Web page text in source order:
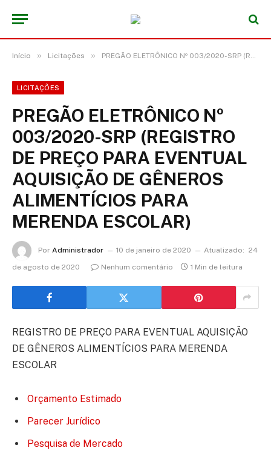
Início » Licitações » PREGÃO ELETRÔNICO Nº 003/2020-SRP (REGISTRO DE PREÇO PARA EVENTUAL AQUISIÇÃO DE GÊNEROS ALIMENTÍCIOS PARA MERENDA ESCOLAR)
LICITAÇÕES
PREGÃO ELETRÔNICO Nº
003/2020-SRP (REGISTRO
DE PREÇO PARA EVENTUAL
AQUISIÇÃO DE GÊNEROS
ALIMENTÍCIOS PARA
MERENDA ESCOLAR)
Por Administrador 10 de janeiro de 2020 Atualizado: 24
de agosto de 2020
Nenhum comentário 1 Min de leitura
REGISTRO DE PREÇO PARA EVENTUAL AQUISIÇÃO
DE GÊNEROS ALIMENTÍCIOS PARA MERENDA
ESCOLAR
Orçamento Estimado
Parecer Jurídico
Pesquisa de Mercado